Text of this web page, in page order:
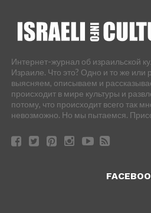
Интернет-журнал об израильской
Израиле. Что это? Одно и то же
выясняем, описываем и
происходит в мире культуры и
потому, что происходит всего так
невозможно. Но мы пытаемся.